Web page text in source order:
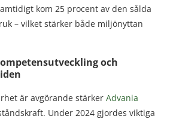
kom 25 procent av den sålda
– vilket stärker både miljönyttan
och
är avgörande stärker Advania
Under 2024 gjordes viktiga